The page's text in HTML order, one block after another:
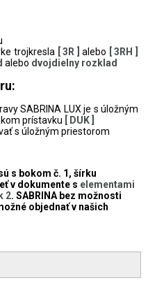
trojkresla [ 3R ] alebo [ 3RH ]
alebo dvojdielny rozklad
SABRINA LUX je s úložným
prístavku
[ DUK ]
s úložným priestorom
s bokom č. 1, šírku
v dokumente s elementami
2. SABRINA bez možnosti
objednať v našich